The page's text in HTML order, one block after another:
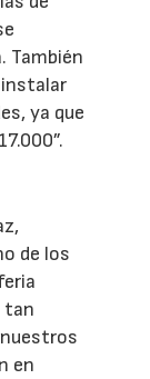
También
ya que
de los
tan
en